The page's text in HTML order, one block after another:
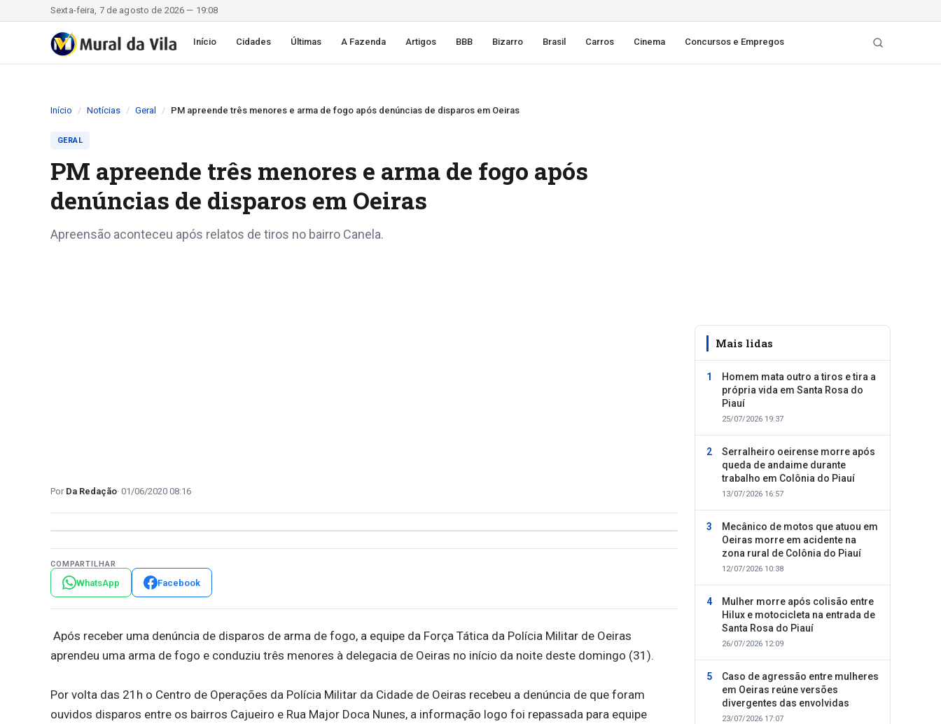
Sexta-feira, 7 de agosto de 2026 — 19:08
Início Cidades Últimas A Fazenda Artigos BBB Bizarro Brasil Carros Cinema Concursos e Empregos
Início Notícias Geral PM apreende três menores e arma de fogo após denúncias de disparos em Oeiras
GERAL
PM apreende três menores e arma de fogo após
denúncias de disparos em Oeiras
Apreensão aconteceu após relatos de tiros no bairro Canela.
Da Redação 01/06/2020 08:16
COMPARTILHAR
WhatsApp Facebook
Após receber uma denúncia de disparos de arma de fogo, a equipe da Força Tática da Polícia Militar de Oeiras
aprendeu uma arma de fogo e conduziu três menores à delegacia de Oeiras no início da noite deste domingo (31).
Por volta das 21h o Centro de Operações da Polícia Militar da Cidade de Oeiras recebeu a denúncia de que foram
ouvidos disparos entre os bairros Cajueiro e Rua Major Doca Nunes, a informação logo foi repassada para equipe
Mais lidas
Homem mata outro a tiros e tira a
própria vida em Santa Rosa do
Piauí
25/07/2026 19:37
Serralheiro oeirense morre após
queda de andaime durante
trabalho em Colônia do Piauí
13/07/2026 16:57
Mecânico de motos que atuou em
Oeiras morre em acidente na
zona rural de Colônia do Piauí
12/07/2026 10:38
Mulher morre após colisão entre
Hilux e motocicleta na entrada de
Santa Rosa do Piauí
26/07/2026 12:09
Caso de agressão entre mulheres
em Oeiras reúne versões
divergentes das envolvidas
23/07/2026 17:07